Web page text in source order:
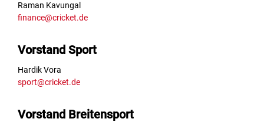
Raman Kavungal
finance@cricket.de
Vorstand Sport
Hardik Vora
sport@cricket.de
Vorstand Breitensport